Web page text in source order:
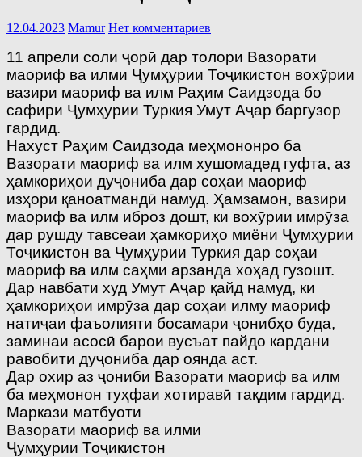
12.04.2023 Mamur Нет комментариев
11 апрели соли ҷорӣ дар толори Вазорати
маориф ва илми Ҷумҳурии Тоҷикистон вохӯрии
вазири маориф ва илм Раҳим Саидзода бо
сафири Ҷумҳурии Туркия Умут Аҷар баргузор
гардид.
Нахуст Раҳим Саидзода меҳмононро ба
Вазорати маориф ва илм хушомадед гуфта, аз
ҳамкориҳои дуҷониба дар соҳаи маориф
изҳори қаноатмандӣ намуд. Ҳамзамон, вазири
маориф ва илм иброз дошт, ки вохӯрии имрӯза
дар рушду тавсеаи ҳамкориҳо миёни Ҷумҳурии
Тоҷикистон ва Ҷумҳурии Туркия дар соҳаи
маориф ва илм саҳми арзанда хоҳад гузошт.
Дар навбати худ Умут Аҷар қайд намуд, ки
ҳамкориҳои имрӯза дар соҳаи илму маориф
натиҷаи фаъолияти босамари ҷонибҳо буда,
заминаи асосӣ барои вусъат пайдо кардани
равобити дуҷониба дар оянда аст.
Дар охир аз ҷониби Вазорати маориф ва илм
ба меҳмонон туҳфаи хотиравӣ тақдим гардид.
Маркази матбуоти
Вазорати маориф ва илми
Ҷумҳурии Тоҷикистон